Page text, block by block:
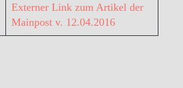
Externer Link zum Artikel der
Mainpost v. 12.04.2016